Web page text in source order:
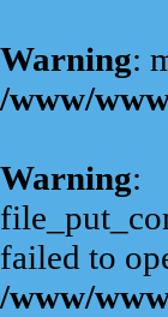
Warning:
/www/
Warning:
failed to
/www/